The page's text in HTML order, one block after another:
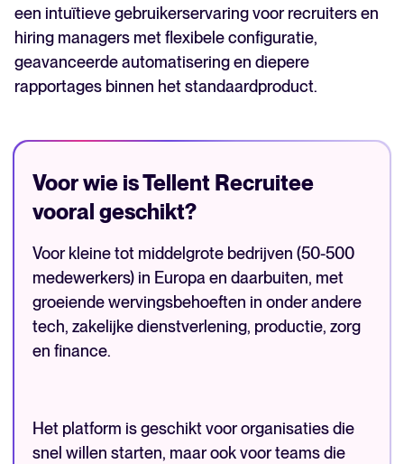
een intuïtieve gebruikerservaring voor recruiters en
hiring managers met flexibele configuratie,
geavanceerde automatisering en diepere
rapportages binnen het standaardproduct.
Voor wie is Tellent Recruitee
vooral geschikt?
Voor kleine tot middelgrote bedrijven (50-500
medewerkers) in Europa en daarbuiten, met
groeiende wervingsbehoeften in onder andere
tech, zakelijke dienstverlening, productie, zorg
en finance.
Het platform is geschikt voor organisaties die
snel willen starten, maar ook voor teams die